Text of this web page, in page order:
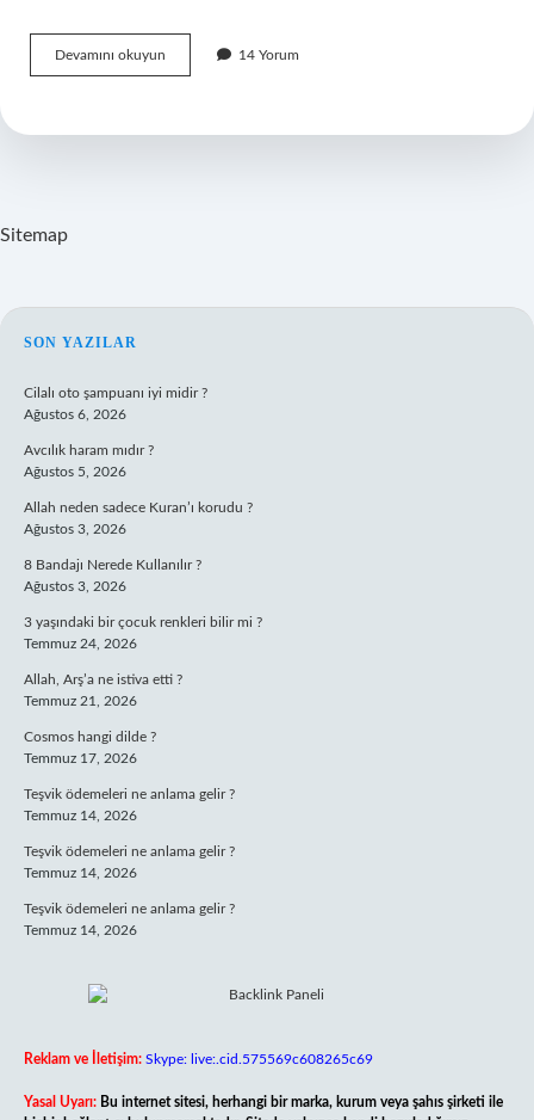
Devamını okuyun Mahkemede
En
Kim
14 Yorum
Sitemap
SIDEBAR
SON YAZILAR
Cilalı oto şampuanı iyi midir ?
Ağustos 6, 2026
Avcılık haram mıdır ?
Ağustos 5, 2026
Allah neden sadece Kuran’ı korudu ?
Ağustos 3, 2026
8 Bandajı Nerede Kullanılır ?
Ağustos 3, 2026
3 yaşındaki bir çocuk renkleri bilir mi ?
Temmuz 24, 2026
Allah, Arş’a ne istiva etti ?
Temmuz 21, 2026
Cosmos hangi dilde ?
Temmuz 17, 2026
Teşvik ödemeleri ne anlama gelir ?
Temmuz 14, 2026
Teşvik ödemeleri ne anlama gelir ?
Temmuz 14, 2026
Teşvik ödemeleri ne anlama gelir ?
Temmuz 14, 2026
Reklam ve İletişim: Skype: live:.cid.575569c608265c69
Yasal Uyarı: Bu internet sitesi, herhangi bir marka, kurum veya şahıs şirketi ile